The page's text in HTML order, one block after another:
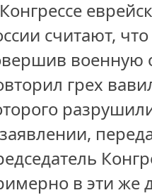
считают,
военную
грех
в эти же